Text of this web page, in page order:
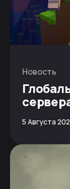
Новость
5 Августа